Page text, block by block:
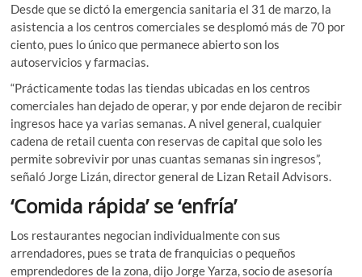
Desde que se dictó la emergencia sanitaria el 31 de marzo, la
asistencia a los centros comerciales se desplomó más de 70 por
ciento, pues lo único que permanece abierto son los
autoservicios y farmacias.
“Prácticamente todas las tiendas ubicadas en los centros
comerciales han dejado de operar, y por ende dejaron de recibir
ingresos hace ya varias semanas. A nivel general, cualquier
cadena de retail cuenta con reservas de capital que solo les
permite sobrevivir por unas cuantas semanas sin ingresos”,
señaló Jorge Lizán, director general de Lizan Retail Advisors.
‘Comida rápida’ se ‘enfría’
Los restaurantes negocian individualmente con sus
arrendadores, pues se trata de franquicias o pequeños
emprendedores de la zona, dijo Jorge Yarza, socio de asesoría